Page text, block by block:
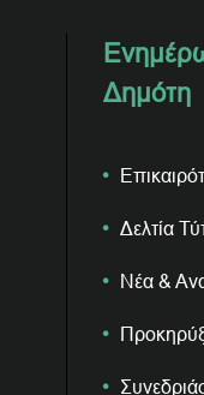
Δημότη
Δελτία
Νέα &